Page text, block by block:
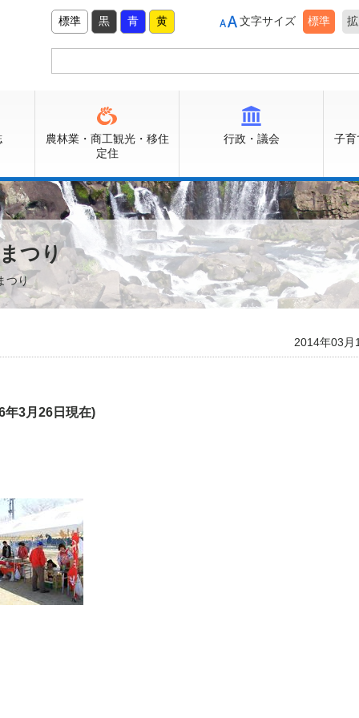
標準 黒 青 黄 文字サイズ 標準
農林業・商工観光・移住
定住
行政・議会 子育
つり
つり
2014年03月
年3月 26 日現在)